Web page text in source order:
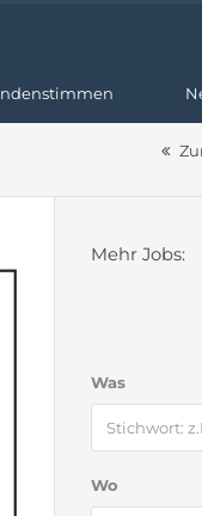
Mehr Jobs:
Was
Wo